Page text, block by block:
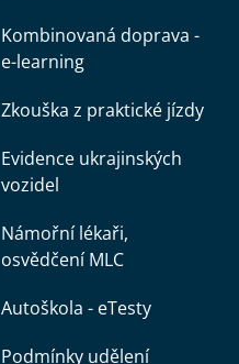
Kombinovaná doprava -
e-learning
Zkouška z praktické jízdy
Evidence ukrajinských
vozidel
Námořní lékaři,
osvědčení MLC
Autoškola - eTesty
Podmínky udělení